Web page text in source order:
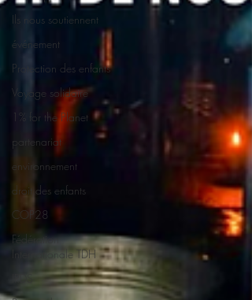
Ils nous soutiennent
événement
Protection des enfants
Voyage solidaire
1% for the Planet
partenariat
environnement
droit des enfants
COP28
Fédération
Internationale TDH